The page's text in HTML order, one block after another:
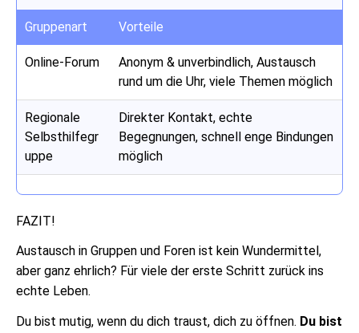
Gruppenart Vorteile
Online-Forum
Anonym & unverbindlich, Austausch
rund um die Uhr, viele Themen möglich
Regionale
Selbsthilfegr
uppe
Direkter Kontakt, echte
Begegnungen, schnell enge Bindungen
möglich
FAZIT!
Austausch in Gruppen und Foren ist kein Wundermittel,
aber ganz ehrlich? Für viele der erste Schritt zurück ins
echte Leben.
Du bist mutig, wenn du dich traust, dich zu öffnen. Du bist